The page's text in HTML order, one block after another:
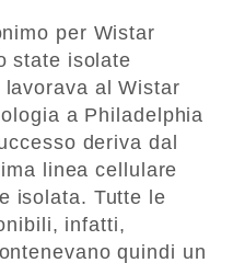
per Wistar
state isolate
al Wistar
a Philadelphia
deriva dal
linea cellulare
isolata. Tutte le
infatti,
quindi un